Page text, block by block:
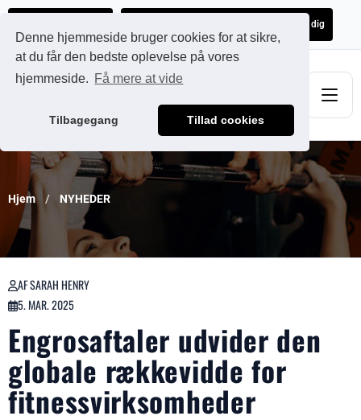
Denne hjemmeside bruger cookies for at sikre,
at du får den bedste oplevelse på vores
hjemmeside. Få mere at vide
Tilbagegang Tillad cookies
Få et uforpligtende tilbud skræddersyet til dig
Hjem NYHEDER
AF SARAH HENRY
5. MAR. 2025
Engrosaftaler udvider den
globale rækkevidde for
fitnessvirksomheder